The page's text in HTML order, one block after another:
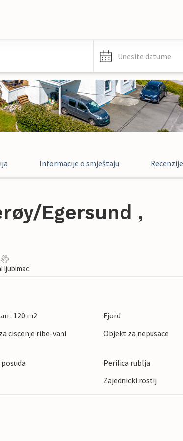
Unesite datume
Informacije o smještaju Recenzije
Egersund ,
ljubimac
: 120 m2
Fjord
ciscenje ribe-vani Objekt za nepusace
Perilica rublja
Zajednicki rostij